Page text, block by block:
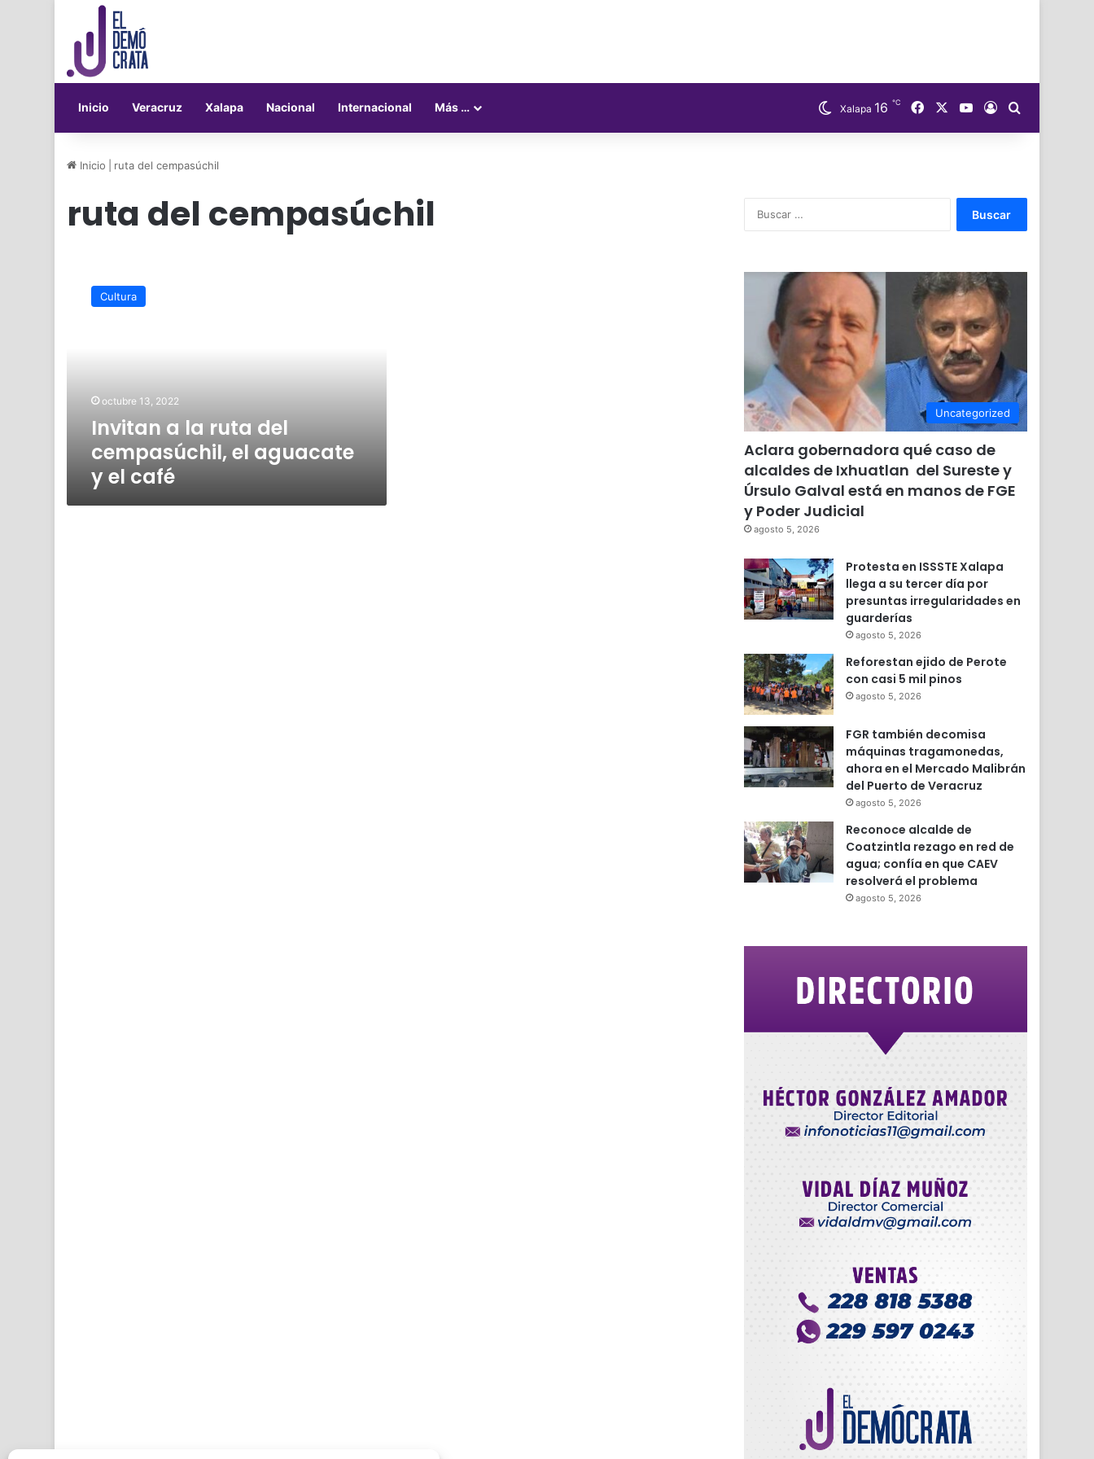
Inicio Veracruz Xalapa Nacional Internacional Más … Xalapa 16 ℃ FacebookYouTube
Acceso
Inicio ruta del cempasúchil
ruta del cempasúchil
Cultura
octubre 13, 2022
Invitan a la ruta del
cempasúchil, el aguacate
y el café
Uncategorized
Aclara gobernadora qué caso de
alcaldes de Ixhuatlan del Sureste y
Úrsulo Galval está en manos de FGE
y Poder Judicial
agosto 5, 2026
Protesta en ISSSTE Xalapa
llega a su tercer día por
presuntas irregularidades en
guarderías
agosto 5, 2026
Reforestan ejido de Perote
con casi 5 mil pinos
agosto 5, 2026
FGR también decomisa
máquinas tragamonedas,
ahora en el Mercado Malibrán
del Puerto de Veracruz
agosto 5, 2026
Reconoce alcalde de
Coatzintla rezago en red de
agua; confía en que CAEV
resolverá el problema
agosto 5, 2026